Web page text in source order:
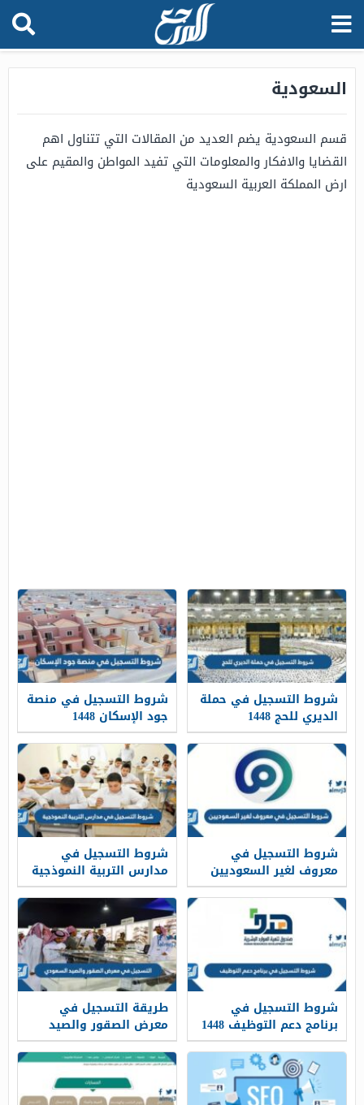
السعودية
قسم السعودية يضم العديد من المقالات التي تتناول اهم
القضايا والافكار والمعلومات التي تفيد المواطن والمقيم على
ارض المملكة العربية السعودية
شروط التسجيل في حملة
الديري للحج 1448
شروط التسجيل في منصة
جود الإسكان 1448
شروط التسجيل في
معروف لغير السعوديين
1448
شروط التسجيل في
مدارس التربية النموذجية
1448
شروط التسجيل في
برنامج دعم التوظيف 1448
طريقة التسجيل في
معرض الصقور والصيد
السعودي 1448